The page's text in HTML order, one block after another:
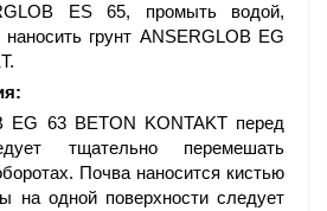
ES 65, промыть водой,
грунт ANSERGLOB EG
EG 63 BETON KONTAKT перед
тщательно перемешать
Почва наносится кистью
на одной поверхности следует